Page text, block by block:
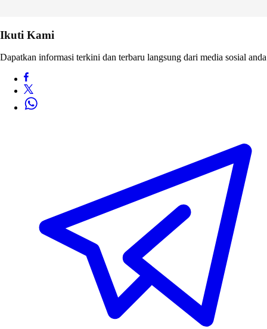
Ikuti Kami
Dapatkan informasi terkini dan terbaru langsung dari media sosial anda